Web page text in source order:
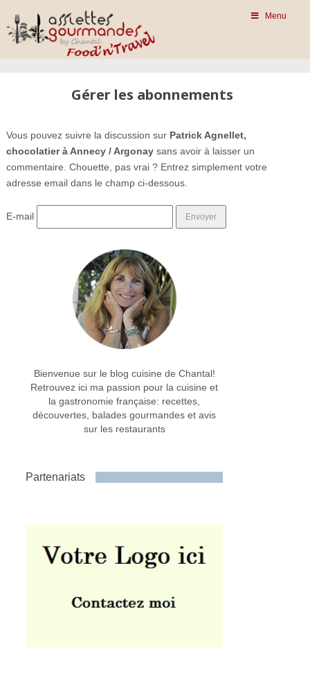
Menu
Gérer les abonnements
Vous pouvez suivre la discussion sur Patrick Agnellet,
chocolatier à Annecy / Argonaysans avoir à laisser un
commentaire. Chouette, pas vrai ? Entrez simplement votre
adresse email dans le champ ci-dessous.
E-mail
Bienvenue sur le blog cuisine de Chantal!
Retrouvez ici ma passion pour la cuisine et
la gastronomie française: recettes,
découvertes, balades gourmandes et avis
sur les restaurants
Partenariats